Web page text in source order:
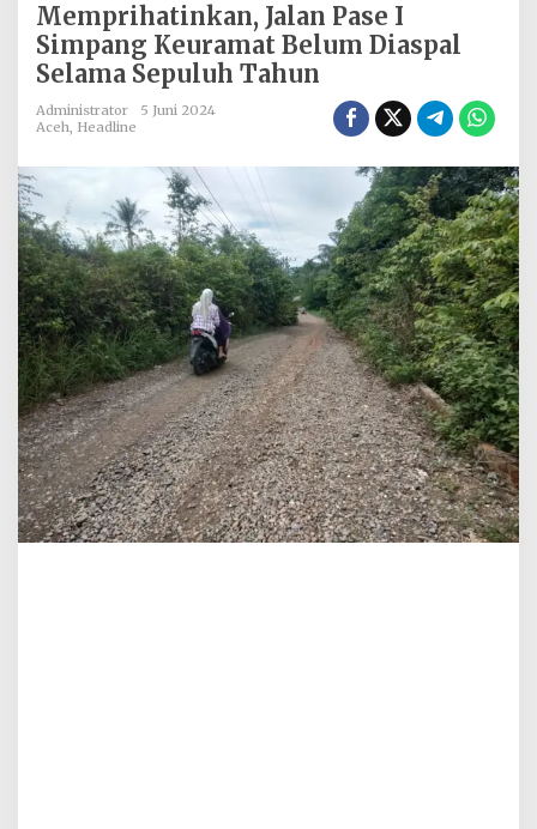
I
Simpang
Keuramat
Sepuluh
Tahun
Memprihatinkan, Jalan Pase I
Simpang Keuramat Belum Diaspal
Selama Sepuluh Tahun
Administrator
5 Juni 2024
Aceh, Headline